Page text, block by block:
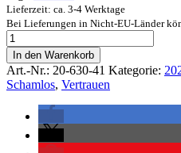
Lieferzeit: ca. 3-4 Werktage
Bei Lieferungen in Nicht-EU-Länder
In den Warenkorb
Art.-Nr.: 20-630-41 Kategorie:
Schamlos, Vertrauen